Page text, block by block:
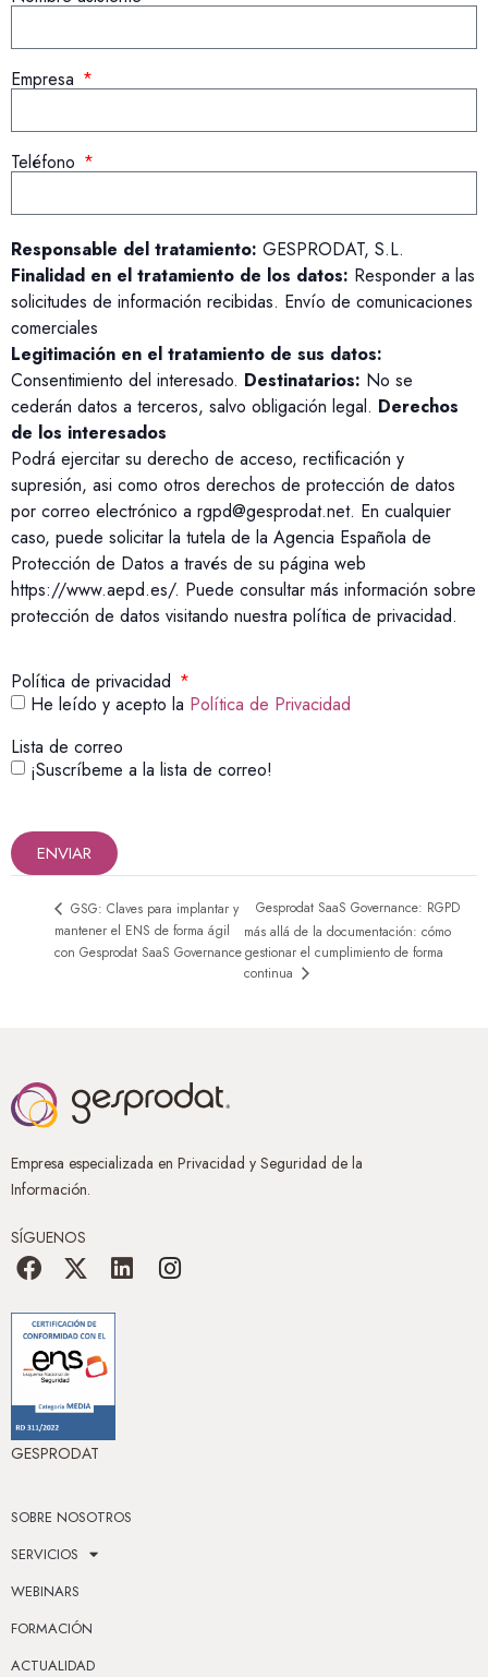
Empresa
Teléfono
Responsable del tratamiento: GESPRODAT, S.L.
Finalidad en el tratamiento de los datos: Responder a las
solicitudes de información recibidas. Envío de comunicaciones
comerciales
Legitimación en el tratamiento de sus datos:
Consentimiento del interesado. Destinatarios: No se
cederán datos a terceros, salvo obligación legal. Derechos
de los interesados
Podrá ejercitar su derecho de acceso, rectificación y
supresión, asi como otros derechos de protección de datos
por correo electrónico a rgpd@gesprodat.net. En cualquier
caso, puede solicitar la tutela de la Agencia Española de
Protección de Datos a través de su página web
https://www.aepd.es/. Puede consultar más información sobre
protección de datos visitando nuestra política de privacidad.
Política de privacidad
He leído y acepto la Política de Privacidad
Lista de correo
¡Suscríbeme a la lista de correo!
ENVIAR
GSG: Claves para implantar y
mantener el ENS de forma ágil
con Gesprodat SaaS Governance
Gesprodat SaaS Governance: RGPD
más allá de la documentación: cómo
gestionar el cumplimiento de forma
continua
Empresa especializada en Privacidad y Seguridad de la
Información.
SÍGUENOS
GESPRODAT
SOBRE NOSOTROS
SERVICIOS
WEBINARS
FORMACIÓN
ACTUALIDAD